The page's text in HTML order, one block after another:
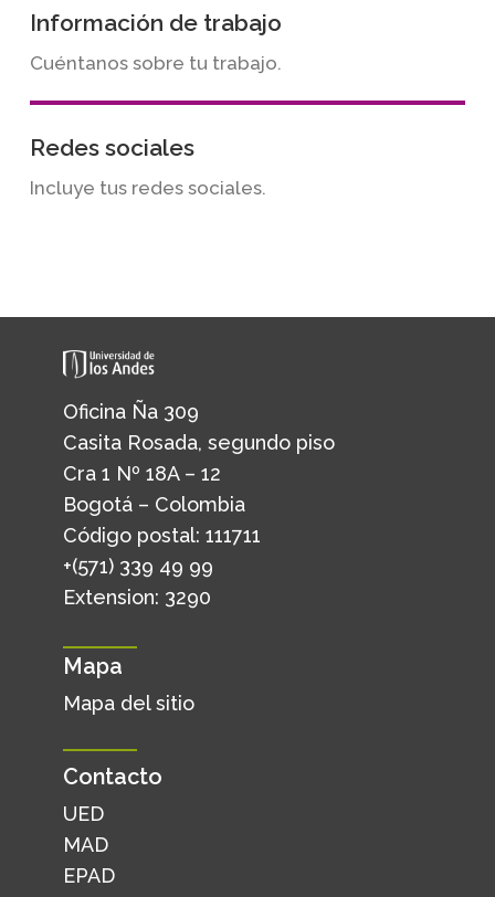
Información de trabajo
Cuéntanos sobre tu trabajo.
Redes sociales
Incluye tus redes sociales.
Oficina Ña 309
Casita Rosada, segundo piso
Cra 1 Nº 18A – 12
Bogotá – Colombia
Código postal: 111711
+(571) 339 49 99
Extension: 3290
Mapa
Mapa del sitio
Contacto
UED
MAD
EPAD